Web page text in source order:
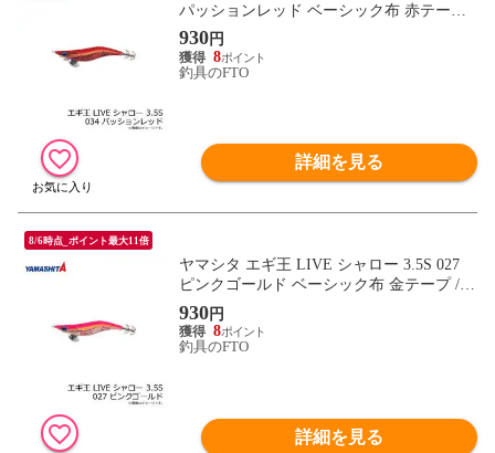
パッションレッド ベーシック布 赤テープ /
エギ 2019年 新製品 エギング 定番 アオリ
イカ エギ王 ライブ
930円
8
釣具のFTO
詳細を見る
8/6時点_ポイント最大11倍
ヤマシタ エギ王 LIVE シャロー 3.5S 027
ピンクゴールド ベーシック布 金テープ /エ
ギ 2019年 新製品 エギング 定番 アオリイ
カ エギ王 ライブ
930円
8
釣具のFTO
詳細を見る